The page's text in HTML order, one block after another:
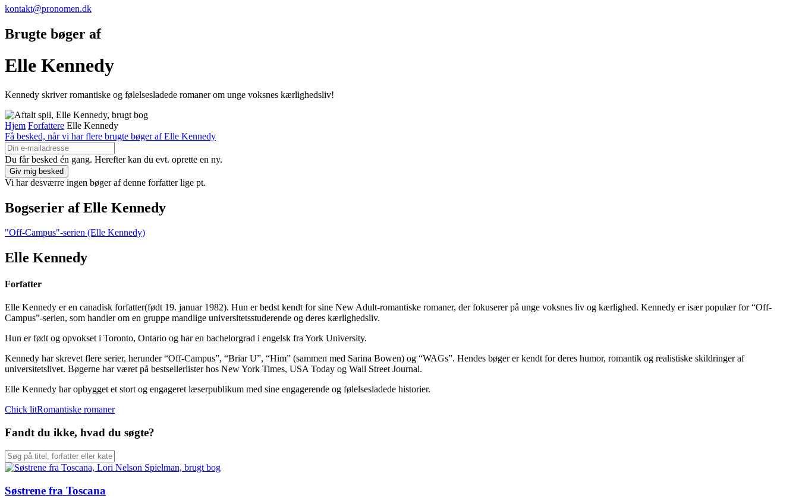
kontakt@pronomen.dk
Brugte bøger af
Elle Kennedy
Kennedy skriver romantiske og følelsesladede romaner om unge voksnes kærlighedsliv!
Hjem Forfattere Elle Kennedy
Få besked, når vi har flere brugte bøger af Elle Kennedy
Du får besked én gang. Herefter kan du evt. oprette en ny.
Vi har desværre ingen bøger af denne forfatter lige pt.
Bogserier af Elle Kennedy
"Off-Campus"-serien (Elle Kennedy)
Elle Kennedy
Forfatter
Elle Kennedy er en canadisk forfatter(født 19. januar 1982). Hun er bedst kendt for sine New Adult-romantiske romaner, der fokuserer på unge voksnes liv og kærlighed. Kennedy er især populær for “Off-
Campus”-serien, som handler om en gruppe mandlige universitetsstuderende og deres kærlighedsliv.
Hun er født og opvokset i Toronto, Ontario og har en bachelorgrad i engelsk fra York University.
Kennedy har skrevet flere serier, herunder “Off-Campus”, “Briar U”, “Him” (sammen med Sarina Bowen) og “WAGs”. Hendes bøger er kendt for deres humor, romantik og realistiske skildringer af
universitetslivet. Bøgerne har været på bestsellerlister hos New York Times, USA Today og Wall Street Journal.
Elle Kennedy har opbygget et stort og engageret læserpublikum med sine engagerende og følelsesladede historier.
Chick litRomantiske romaner
Fandt du ikke, hvad du søgte?
Søstrene fra Toscana